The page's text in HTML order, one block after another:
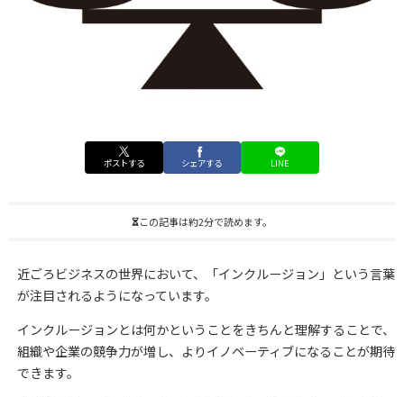
ポストする シェアする LINE
この記事は約2分で読めます。
近ごろビジネスの世界において、「インクルージョン」という言葉
が注目されるようになっています。
インクルージョンとは何かということをきちんと理解することで、
組織や企業の競争力が増し、よりイノベーティブになることが期待
できます。